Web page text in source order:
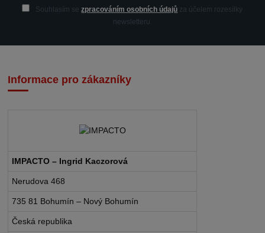
Souhlasím sezpracováním osobních údajů za účelem rozesílky
newsletteru.
Informace pro zákazníky
IMPACTO – Ingrid Kaczorová
Nerudova 468
735 81 Bohumín – Nový Bohumín
Česká republika